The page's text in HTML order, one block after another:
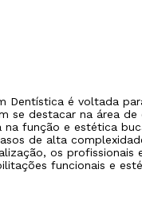
Dentística é voltada
se destacar na área
na função e estética
de alta complexidade.
os profissionais
funcionais e
os conhecimentos